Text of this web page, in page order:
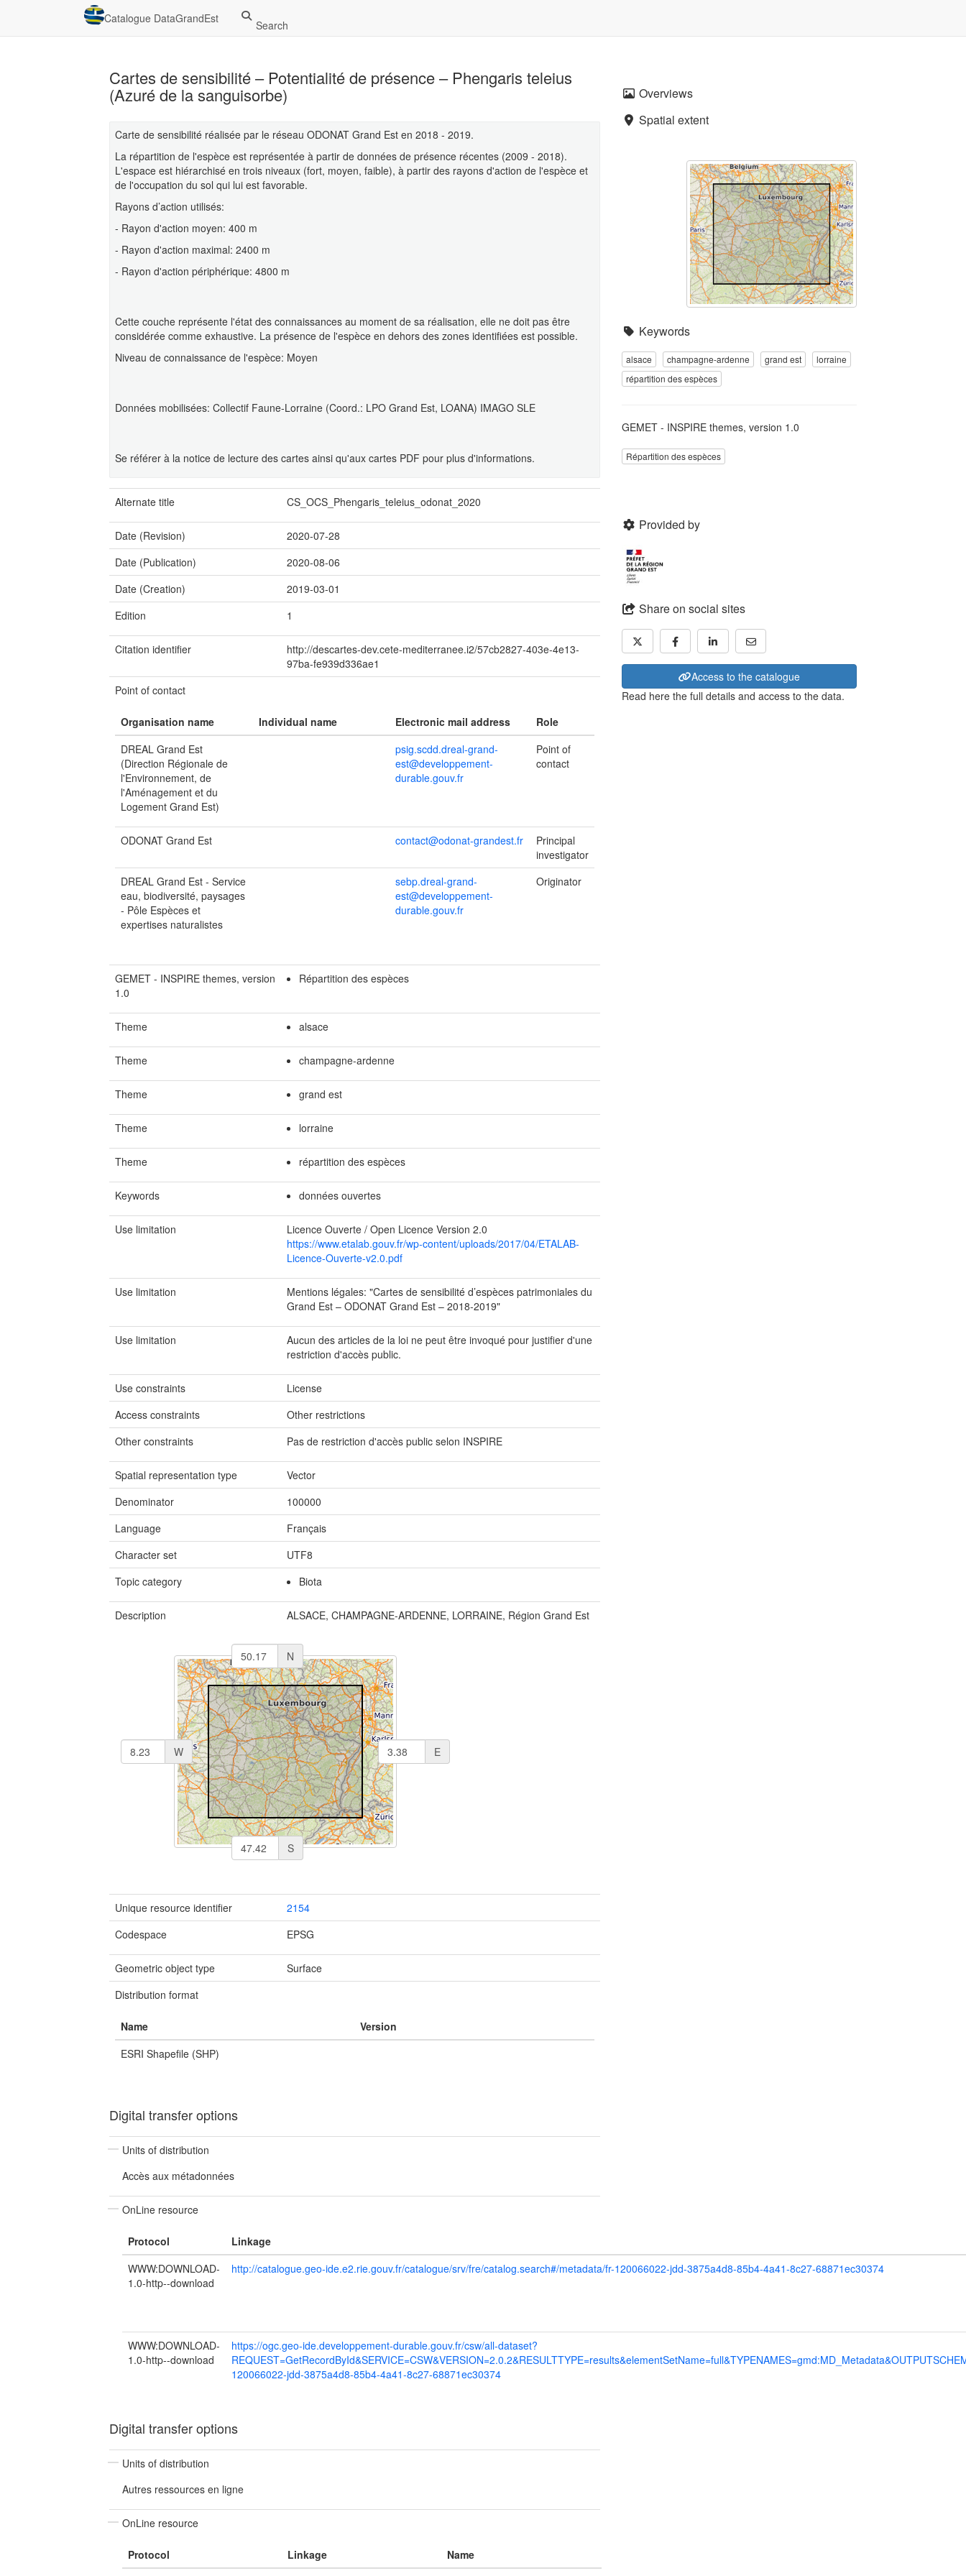
Catalogue DataGrandEst Search
Cartes de sensibilité – Potentialité de présence – Phengaris teleius
(Azuré de la sanguisorbe)
Carte de sensibilité réalisée par le réseau ODONAT Grand Est en 2018 - 2019.
La répartition de l'espèce est représentée à partir de données de présence récentes (2009 - 2018).
L'espace est hiérarchisé en trois niveaux (fort, moyen, faible), à partir des rayons d'action de l'espèce et
de l'occupation du sol qui lui est favorable.
Rayons d’action utilisés:
- Rayon d'action moyen: 400 m
- Rayon d'action maximal: 2400 m
- Rayon d'action périphérique: 4800 m
Cette couche représente l'état des connaissances au moment de sa réalisation, elle ne doit pas être
considérée comme exhaustive. La présence de l'espèce en dehors des zones identifiées est possible.
Niveau de connaissance de l'espèce: Moyen
Données mobilisées: Collectif Faune-Lorraine (Coord.: LPO Grand Est, LOANA) IMAGO SLE
Se référer à la notice de lecture des cartes ainsi qu'aux cartes PDF pour plus d'informations.
Alternate title CS_OCS_Phengaris_teleius_odonat_2020
Date (Revision)
2020-07-28
Date (Publication)
2020-08-06
Date (Creation)
2019-03-01
Edition
1
Citation identifier
http://descartes-dev.cete-mediterranee.i2/57cb2827-403e-4e13-
97ba-fe939d336ae1
Point of contact
Organisation name Individual name Electronic mail address
Role
DREAL Grand Est
(Direction Régionale de
l'Environnement, de
l'Aménagement et du
Logement Grand Est)
psig.scdd.dreal-grand-
est@developpement-
durable.gouv.fr
Point of
contact
ODONAT Grand Est contact@odonat-grandest.fr
Principal
investigator
DREAL Grand Est - Service
eau, biodiversité, paysages
- Pôle Espèces et
expertises naturalistes
sebp.dreal-grand-
est@developpement-
durable.gouv.fr
Originator
GEMET - INSPIRE themes, version
1.0
Répartition des espèces
Theme alsace
Theme champagne-ardenne
Theme grand est
Theme lorraine
Theme répartition des espèces
Keywords données ouvertes
Use limitation
Licence Ouverte / Open Licence Version 2.0
https://www.etalab.gouv.fr/wp-content/uploads/2017/04/ETALAB-
Licence-Ouverte-v2.0.pdf
Use limitation
Mentions légales: "Cartes de sensibilité d’espèces patrimoniales du
Grand Est – ODONAT Grand Est – 2018-2019"
Use limitation
Aucun des articles de la loi ne peut être invoqué pour justifier d'une
restriction d'accès public.
Use constraints
License
Access constraints
Other restrictions
Other constraints
Pas de restriction d'accès public selon INSPIRE
Spatial representation type
Vector
Denominator
100000
Language
Français
Character set
UTF8
Topic category
Biota
Description ALSACE, CHAMPAGNE-ARDENNE, LORRAINE, Région Grand Est
N
S
E
W
Unique resource identifier
2154
Codespace
EPSG
Geometric object type
Surface
Distribution format
Name
Version
ESRI Shapefile (SHP)
Digital transfer options
Units of distribution
Accès aux métadonnées
OnLine resource
Protocol
Linkage
WWW:DOWNLOAD-
1.0-http--download
http://catalogue.geo-ide.e2.rie.gouv.fr/catalogue/srv/fre/catalog.search#/metadata/fr-120066022-jdd-3875a4d8-85b4-4a41-8c27-68871ec30374
WWW:DOWNLOAD-
1.0-http--download
https://ogc.geo-ide.developpement-durable.gouv.fr/csw/all-dataset?
120066022-jdd-3875a4d8-85b4-4a41-8c27-68871ec30374
Digital transfer options
Units of distribution
Autres ressources en ligne
OnLine resource
Protocol Linkage
Name
Overviews
Spatial extent
Keywords
alsace champagne-ardenne grand est
lorraine
répartition des espèces
GEMET - INSPIRE themes, version 1.0
Répartition des espèces
Provided by
Share on social sites
Access to the catalogue
Read here the full details and access to the data.